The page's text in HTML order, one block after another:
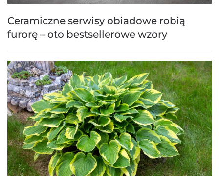
Ceramiczne serwisy obiadowe robią
furorę – oto bestsellerowe wzory